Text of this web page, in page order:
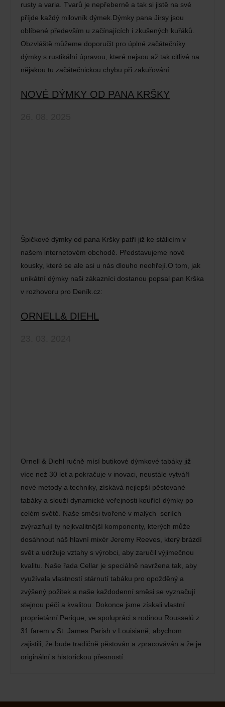
rusty a varia. Tvarů je nepřeberně a tak si jistě na své
příjde každý milovník dýmek.Dýmky pana Jirsy jsou
oblíbené především u začínajících i zkušených kuřáků.
Obzvláště můžeme doporučit pro úplné začátečníky
dýmky s rustikální úpravou, které nejsou až tak citlivé na
nějakou tu začátečnickou chybu při zakuřování.
NOVÉ DÝMKY OD PANA KRŠKY
Špičkové dýmky od pana Kršky patří již ke stálicím v
našem internetovém obchodě. Představujeme nové
kousky, které se ale asi u nás dlouho neohřejí.O tom, jak
unikátní dýmky naši zákazníci dostanou popsal pan Krška
v rozhovoru pro Deník.cz:
ORNELL& DIEHL
Ornell & Diehl ručně mísí butikové dýmkové tabáky již
více než 30 let a pokračuje v inovaci, neustále vytváří
nové metody a techniky, získává nejlepší pěstované
tabáky a slouží dynamické veřejnosti kouřící dýmky po
celém světě. Naše směsi tvořené v malých seriích
zvýrazňují ty nejkvalitnější komponenty, kterých může
dosáhnout náš hlavní mixér Jeremy Reeves, který brázdí
svět a udržuje vztahy s výrobci, aby zaručil výjimečnou
kvalitu. Naše řada Cellar je speciálně navržena tak, aby
využívala vlastností stárnutí tabáku pro opožděný a
zvýšený požitek a naše každodenní směsi se vyznačují
stejnou péčí a kvalitou. Dokonce jsme získali vlastní
proprietární Perique, ve spolupráci s rodinou Rousselů z
31 farem v St. James Parish v Louisianě, abychom
zajistili, že bude tradičně pěstován a zpracováván a že je
originální s historickou přesností.